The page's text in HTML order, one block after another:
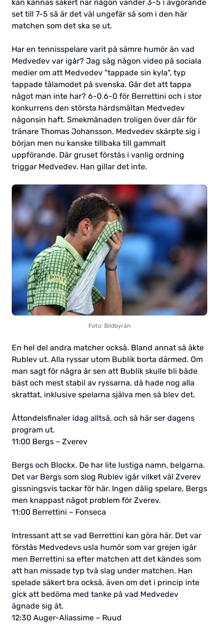
kan kännas säkert när någon vänder 3-5 i avgörande
set till 7-5 så är det väl ungefär så som i den här
matchen som det ska se ut.
Har en tennisspelare varit på sämre humör än vad
Medvedev var igår? Jag såg någon video på sociala
medier om att Medvedev "tappade sin kyla", typ
tappade tålamodet på svenska. Går det att tappa
något man inte har? 6-0 6-0 för Berrettini och i stor
konkurrens den största härdsmältan Medvedev
någonsin haft. Smekmånaden troligen över där för
tränare Thomas Johansson. Medvedev skärpte sig i
början men nu kanske tillbaka till gammalt
uppförande. Där gruset förstås i vanlig ordning
triggar Medvedev. Han gillar det inte.
Foto: Bildbyrån
En hel del andra matcher också. Bland annat så åkte
Rublev ut. Alla ryssar utom Bublik borta därmed. Om
man sagt för några år sen att Bublik skulle bli både
bäst och mest stabil av ryssarna, då hade nog alla
skrattat, inklusive spelarna själva men så blev det.
Åttondelsfinaler idag alltså, och så här ser dagens
program ut.
11:00 Bergs – Zverev
Bergs och Blockx. De har lite lustiga namn, belgarna.
Det var Bergs som slog Rublev igår vilket väl Zverev
gissningsvis tackar för här. Ingen dålig spelare, Bergs
men knappast något problem för Zverev.
11:00 Berrettini – Fonseca
Intressant att se vad Berrettini kan göra här. Det var
förstås Medvedevs usla humör som var grejen igår
men Berrettini sa efter matchen att det kändes som
att han missade typ två slag under matchen. Han
spelade säkert bra också, även om det i princip inte
gick att bedöma med tanke på vad Medvedev
ägnade sig åt.
12:30 Auger-Aliassime – Ruud